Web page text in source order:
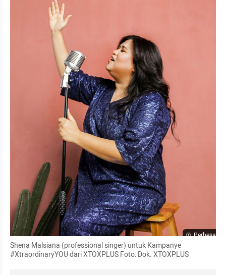
Perbesar
Shena Malsiana (professional singer) untuk Kampanye
#XtraordinaryYOU dari XTOXPLUS Foto: Dok. XTOXPLUS